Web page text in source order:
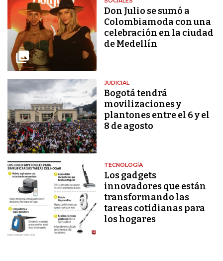
Don Julio se sumó a
Colombiamoda con una
celebración en la ciudad
de Medellín
JUDICIAL
Bogotá tendrá
movilizaciones y
plantones entre el 6 y el
8 de agosto
TECNOLOGÍA
Los gadgets
innovadores que están
transformando las
tareas cotidianas para
los hogares